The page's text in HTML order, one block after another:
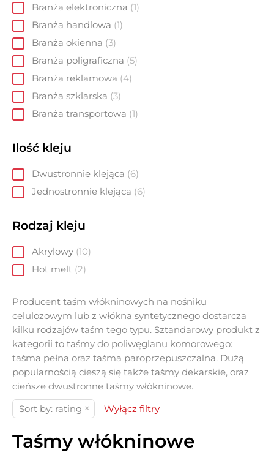
Branża elektroniczna 1
Branża handlowa 1
Branża okienna 3
Branża poligraficzna 5
Branża reklamowa 4
Branża szklarska 3
Branża transportowa 1
Ilość kleju
Dwustronnie klejąca 6
Jednostronnie klejąca 6
Rodzaj kleju
Akrylowy 10
Hot melt 2
Producent taśm włókninowych na nośniku
celulozowym lub z włókna syntetycznego dostarcza
kilku rodzajów taśm tego typu. Sztandarowy produkt z
kategorii to taśmy do poliwęglanu komorowego:
taśma pełna oraz taśma paroprzepuszczalna. Dużą
popularnością cieszą się także taśmy dekarskie, oraz
cieńsze dwustronne taśmy włókninowe.
Sort by: rating × Wyłącz filtry
Taśmy włókninowe